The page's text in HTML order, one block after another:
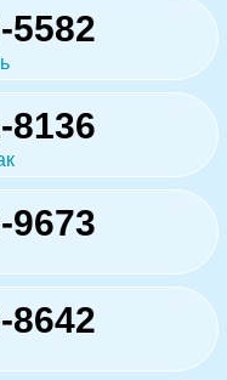
5582
8136
9673
8642